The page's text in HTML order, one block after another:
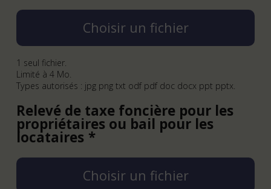
Choisir un fichier
1 seul fichier.
Limité à 4 Mo.
Types autorisés : jpg png txt odf pdf doc docx ppt pptx.
Relevé de taxe foncière pour les
propriétaires ou bail pour les
locataires
Choisir un fichier